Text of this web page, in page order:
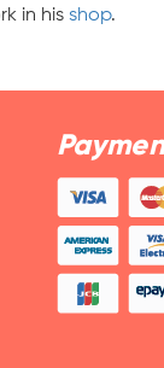
in his shop.